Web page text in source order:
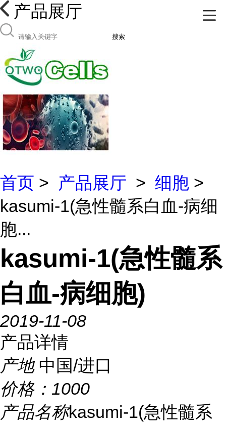
产品展厅
搜索
首页 > 产品展厅 > 细胞 >
kasumi-1(急性髓系白血-病细
胞...
kasumi-1(急性髓系
白血-病细胞)
2019-11-08
产品详情
产地 中国/进口
价格： 1000
产品名称kasumi-1(急性髓系